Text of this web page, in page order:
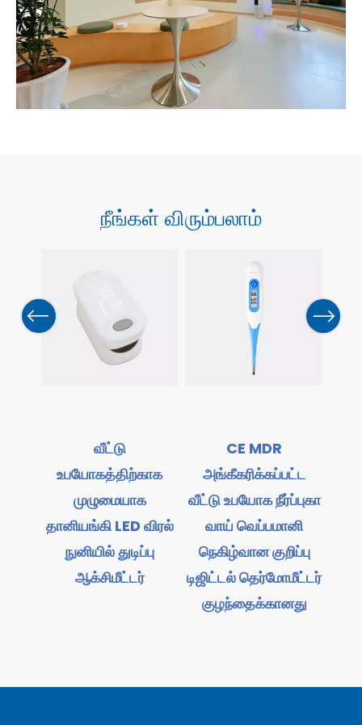
நீங்கள் விரும்பலாம்
Previous
வீட்டு
உபயோகத்திற்காக
முழுமையாக
தானியங்கி LED விரல்
நுனியில் துடிப்பு
ஆக்சிமீட்டர்
CE MDR
அங்கீகரிக்கப்பட்ட
வீட்டு உபயோக நீர்ப்புகா
வாய் வெப்பமானி
நெகிழ்வான குறிப்பு
டிஜிட்டல் தெர்மோமீட்டர்
குழந்தைக்கானது
Next